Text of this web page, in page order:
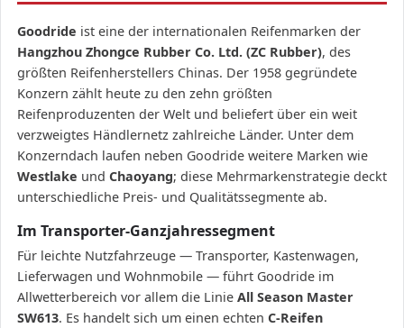
Goodride ist eine der internationalen Reifenmarken der
Hangzhou Zhongce Rubber Co. Ltd. (ZC Rubber), des
größten Reifenherstellers Chinas. Der 1958 gegründete
Konzern zählt heute zu den zehn größten
Reifenproduzenten der Welt und beliefert über ein weit
verzweigtes Händlernetz zahlreiche Länder. Unter dem
Konzerndach laufen neben Goodride weitere Marken wie
Westlake und Chaoyang; diese Mehrmarkenstrategie deckt
unterschiedliche Preis- und Qualitätssegmente ab.
Im Transporter-Ganzjahressegment
Für leichte Nutzfahrzeuge — Transporter, Kastenwagen,
Lieferwagen und Wohnmobile — führt Goodride im
Allwetterbereich vor allem die Linie All Season Master
SW613. Es handelt sich um einen echten C-Reifen